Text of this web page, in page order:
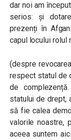
dar noi am
serios: și
prezenți în
capul locului rolul
(despre
respect statul de
de
statului de drept,
să fie calea
valorile noastre,
aceea suntem